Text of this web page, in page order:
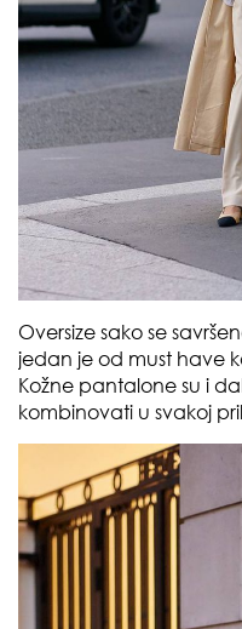
Oversize sako se
jedan je od must have
Kožne pantalone su i
kombinovati u svakoj